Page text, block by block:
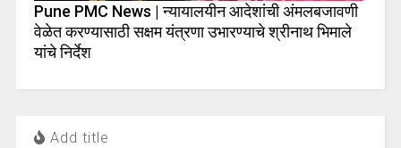
Pune PMC News | न्यायालयीन आदेशांची अंमलबजावणी
वेळेत करण्यासाठी सक्षम यंत्रणा उभारण्याचे श्रीनाथ भिमाले
यांचे निर्देश
Add title